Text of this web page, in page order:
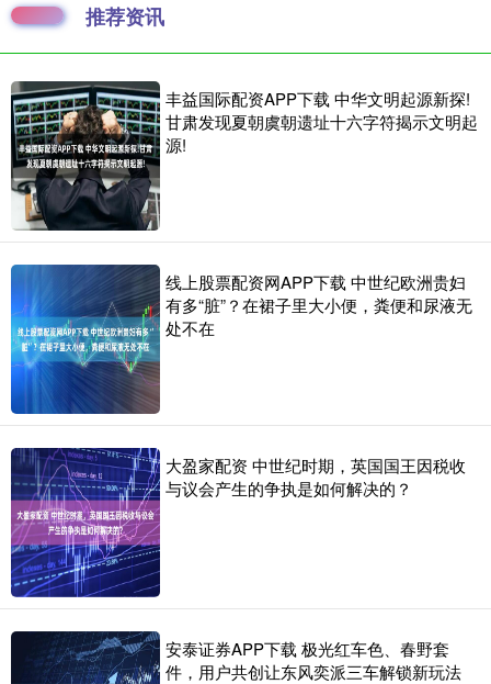
推荐资讯
丰益国际配资APP下载 中华文明起源新探!
甘肃发现夏朝虞朝遗址十六字符揭示文明起
源!
线上股票配资网APP下载 中世纪欧洲贵妇
有多“脏”？在裙子里大小便，粪便和尿液无
处不在
大盈家配资 中世纪时期，英国国王因税收
与议会产生的争执是如何解决的？
安泰证券APP下载 极光红车色、春野套
件，用户共创让东风奕派三车解锁新玩法